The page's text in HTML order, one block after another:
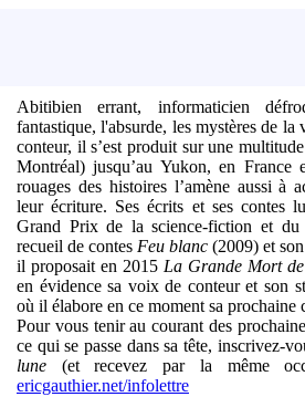
Abitibien errant, informaticien
fantastique, l'absurde, les mystères de
conteur, il s’est produit sur une
Montréal) jusqu’au Yukon, en
rouages des histoires l’amène aussi à
leur écriture. Ses écrits et ses contes
Grand Prix de la science-fiction et du
recueil de contes Feu blanc (2009) et
il proposait en 2015 La Grande Mort
en évidence sa voix de conteur et son
où il élabore en ce moment sa prochaine
Pour vous tenir au courant des
ce qui se passe dans sa tête, inscrivez-
lune (et recevez par la même
ericgauthier.net/infolettre